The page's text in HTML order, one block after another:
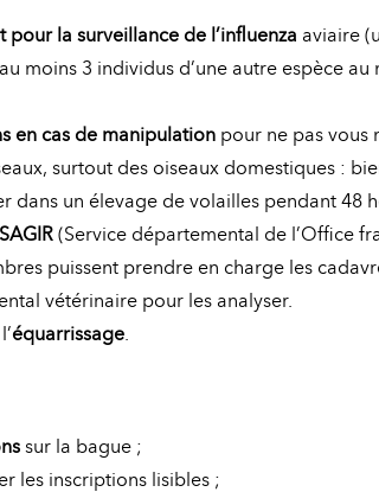
pour la surveillance de l’influenza aviaire
moins 3 individus d’une autre espèce au
en cas de manipulationpour ne pas vous
surtout des oiseaux domestiques :
dans un élevage de volailles pendant 48
(Service départemental de l’Office
puissent prendre en charge les
vétérinaire pour les analyser.
équarrissage.
sur la bague ;
les inscriptions lisibles ;